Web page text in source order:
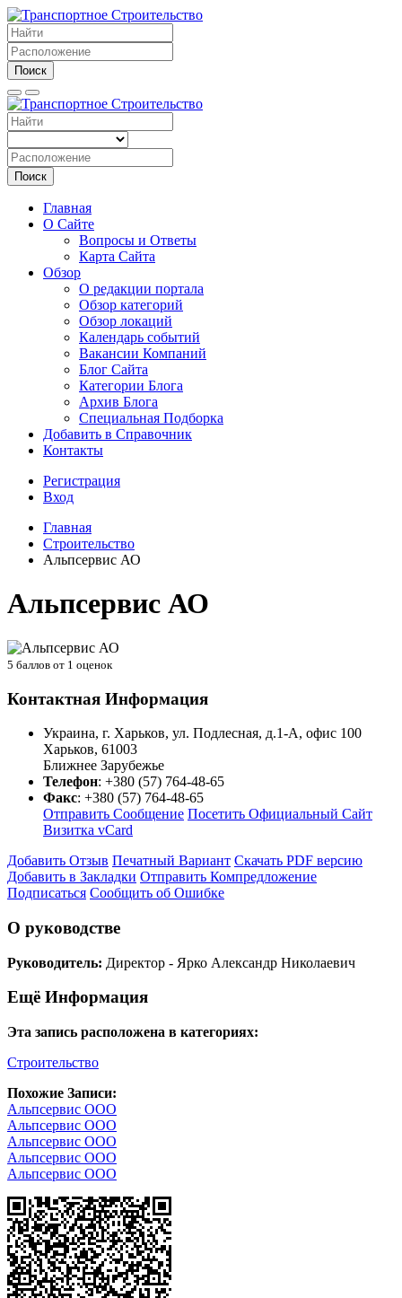
Поиск
Поиск
Главная
О Сайте
Вопросы и Ответы
Карта Сайта
Обзор
О редакции портала
Обзор категорий
Обзор локаций
Календарь событий
Вакансии Компаний
Блог Сайта
Категории Блога
Архив Блога
Специальная Подборка
Добавить в Справочник
Контакты
Регистрация
Вход
Главная
Строительство
Альпсервис АО
Альпсервис АО
5 баллов от 1 оценок
Контактная Информация
Украина, г. Харьков, ул. Подлесная, д.1-А, офис 100
Харьков, 61003
Ближнее Зарубежье
Телефон: +380 (57) 764-48-65
Факс: +380 (57) 764-48-65
Отправить Сообщение Посетить Официальный Сайт
Визитка vCard
Добавить Отзыв Печатный Вариант Скачать PDF версию
Добавить в Закладки Отправить Компредложение
Подписаться Сообщить об Ошибке
О руководстве
Руководитель: Директор - Ярко Александр Николаевич
Ещё Информация
Эта запись расположена в категориях:
Строительство
Похожие Записи:
Альпсервис ООО
Альпсервис ООО
Альпсервис ООО
Альпсервис ООО
Альпсервис ООО